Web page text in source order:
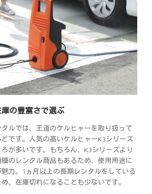
の豊富さで選ぶ
ルでは、王道のケルヒャーを取り扱って
です。人気の高いケルヒャーK3シリーズ
が多いです。もちろん、K3シリーズより
種のレンタル商品もあるため、使用用途に
力。1ヵ月以上の長期レンタルをしている
、在庫切れになることも少ないです。